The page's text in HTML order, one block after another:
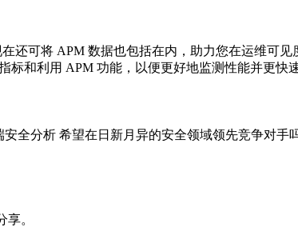
还可将 APM 数据也包括在内，助力您在运维可
和利用 APM 功能，以便更好地监测性能并更快
安全分析 希望在日新月异的安全领域领先竞争对
。